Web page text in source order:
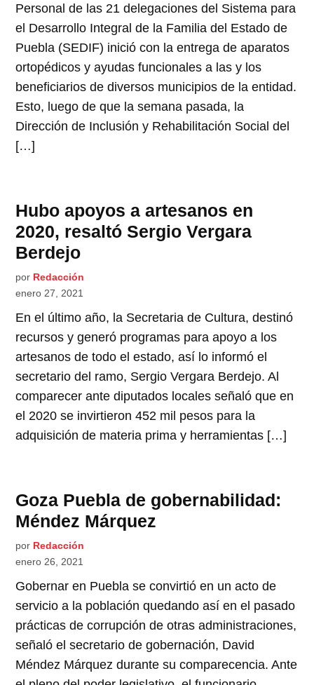
Personal de las 21 delegaciones del Sistema para
el Desarrollo Integral de la Familia del Estado de
Puebla (SEDIF) inició con la entrega de aparatos
ortopédicos y ayudas funcionales a las y los
beneficiarios de diversos municipios de la entidad.
Esto, luego de que la semana pasada, la
Dirección de Inclusión y Rehabilitación Social del
[…]
Hubo apoyos a artesanos en
2020, resaltó Sergio Vergara
Berdejo
por Redacción
enero 27, 2021
En el último año, la Secretaria de Cultura, destinó
recursos y generó programas para apoyo a los
artesanos de todo el estado, así lo informó el
secretario del ramo, Sergio Vergara Berdejo. Al
comparecer ante diputados locales señaló que en
el 2020 se invirtieron 452 mil pesos para la
adquisición de materia prima y herramientas […]
Goza Puebla de gobernabilidad:
Méndez Márquez
por Redacción
enero 26, 2021
Gobernar en Puebla se convirtió en un acto de
servicio a la población quedando así en el pasado
prácticas de corrupción de otras administraciones,
señaló el secretario de gobernación, David
Méndez Márquez durante su comparecencia. Ante